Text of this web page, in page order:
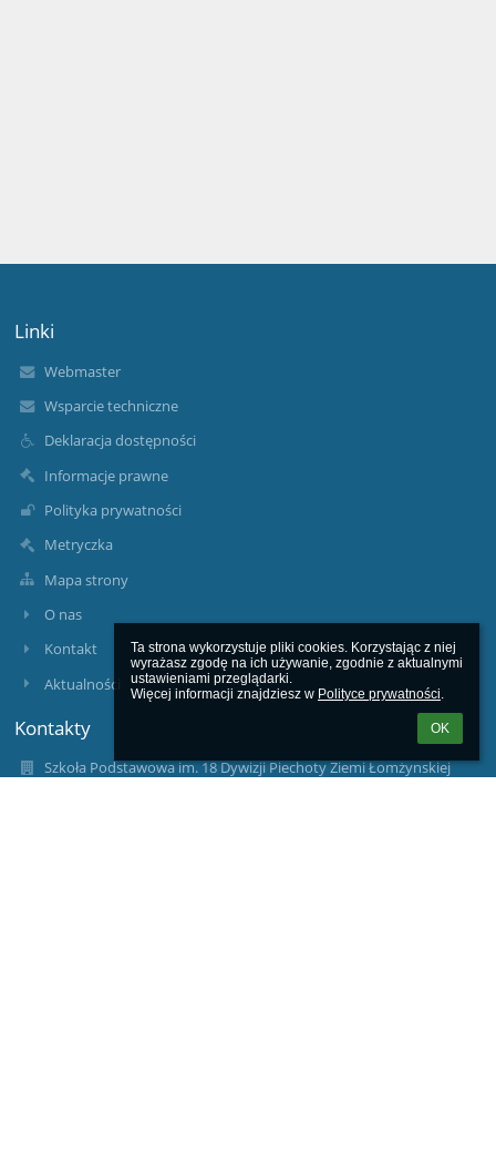
Ta strona wykorzystuje pliki cookies. Korzystając z niej
wyrażasz zgodę na ich używanie, zgodnie z aktualnymi
ustawieniami przeglądarki.
Więcej informacji znajdziesz w Polityce prywatności.
OK
Linki
Webmaster
Wsparcie techniczne
Deklaracja dostępności
Informacje prawne
Polityka prywatności
Metryczka
Mapa strony
O nas
Kontakt
Aktualności
Kontakty
Szkoła Podstawowa im. 18 Dywizji Piechoty Ziemi Łomżynskiej